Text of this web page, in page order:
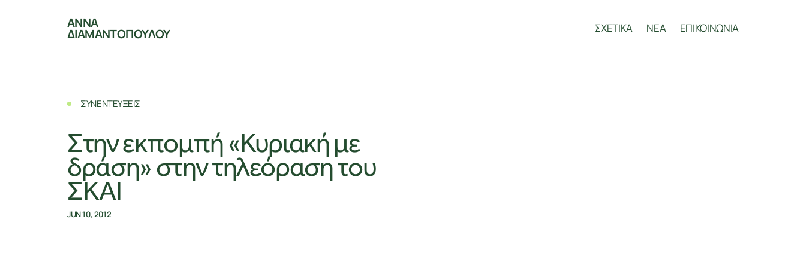
ΑΝΝΑ
ΔΙΑΜΑΝΤΟΠΟΥΛΟΥ ΣΧΕΤΙΚΑ ΝΕΑ ΕΠΙΚΟΙΝΩΝΙΑ
ΣΥΝΕΝΤΕΥΞΕΙΣ
Στην εκπομπή «Κυριακή με
δράση» στην τηλεόραση του
ΣΚΑΙ
JUN 10, 2012